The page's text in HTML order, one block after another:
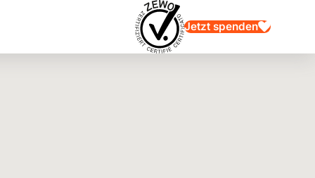
Jetzt spenden